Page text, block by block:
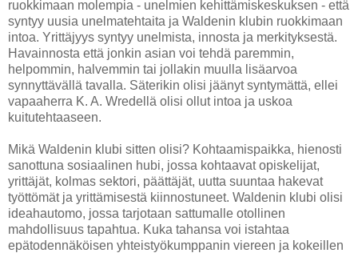
ruokkimaan molempia - unelmien kehittämiskeskuksen - että
syntyy uusia unelmatehtaita ja Waldenin klubin ruokkimaan
intoa. Yrittäjyys syntyy unelmista, innosta ja merkityksestä.
Havainnosta että jonkin asian voi tehdä paremmin,
helpommin, halvemmin tai jollakin muulla lisäarvoa
synnyttävällä tavalla. Säterikin olisi jäänyt syntymättä, ellei
vapaaherra K. A. Wredellä olisi ollut intoa ja uskoa
kuitutehtaaseen.
Mikä Waldenin klubi sitten olisi? Kohtaamispaikka, hienosti
sanottuna sosiaalinen hubi, jossa kohtaavat opiskelijat,
yrittäjät, kolmas sektori, päättäjät, uutta suuntaa hakevat
työttömät ja yrittämisestä kiinnostuneet. Waldenin klubi olisi
ideahautomo, jossa tarjotaan sattumalle otollinen
mahdollisuus tapahtua. Kuka tahansa voi istahtaa
epätodennäköisen yhteistyökumppanin viereen ja kokeillen